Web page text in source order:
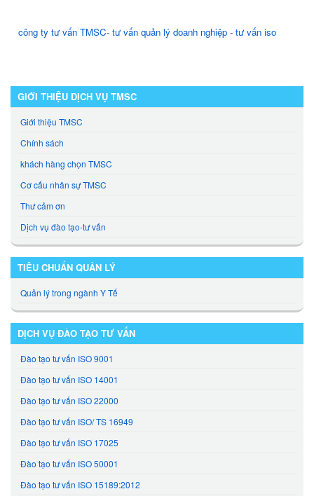
công ty tư vấn TMSC- tư vấn quản lý doanh nghiệp - tư vấn iso
GIỚI THIỆU DỊCH VỤ TMSC
Giới thiệu TMSC
Chính sách
khách hàng chọn TMSC
Cơ cấu nhân sự TMSC
Thư cảm ơn
Dịch vụ đào tạo-tư vấn
TIÊU CHUẨN QUẢN LÝ
Quản lý trong ngành Y Tế
DỊCH VỤ ĐÀO TẠO TƯ VẤN
Đào tạo tư vấn ISO 9001
Đào tạo tư vấn ISO 14001
Đào tạo tư vấn ISO 22000
Đào tạo tư vấn ISO/ TS 16949
Đào tạo tư vấn ISO 17025
Đào tạo tư vấn ISO 50001
Đào tạo tư vấn ISO 15189:2012